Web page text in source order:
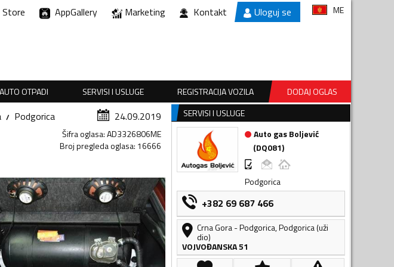
Store AppGallery Marketing Kontakt Uloguj se ME
AUTO OTPADI SERVISI I USLUGE REGISTRACIJA VOZILA
DODAJ OGLAS
Podgorica 24.09.2019
Šifra oglasa:AD3326806ME
Broj pregleda oglasa: 16666
SERVISI I USLUGE
Auto gas Boljević
(DQ081)
Podgorica
+382 69 687 466
Crna Gora-Podgorica,Podgorica (uži
dio)
VOJVOĐANSKA 51